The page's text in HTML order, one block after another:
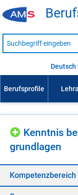
Suche
nach
Deutsch
Kennt­nis
grund­la­gen
Kom­pe­tenz­be­reich